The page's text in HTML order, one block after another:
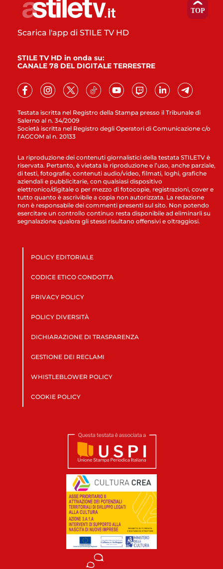
Testata iscritta nel Registro della Stampa presso il Tribunale di
Salerno al n. 34/2009
Società iscritta nel Registro degli Operatori di Comunicazione c/o
l’AGCOM al n. 20133
Scarica l'app di STILE TV HD
STILE TV HD in onda su:
CANALE 78 DEL DIGITALE TERRESTRE
La riproduzione dei contenuti giornalistici della testata STILETV è
riservata. Pertanto, è vietata la riproduzione e l’uso, anche parziale,
di testi, fotografie, contenuti audio/video, filmati, loghi, grafiche
aziendali e pubblicitarie, con qualsiasi dispositivo
elettronico/digitale o per mezzo di fotocopie, registrazioni, cover e
tutto quanto è ascrivibile a copia non autorizzata. La redazione
non è responsabile dei commenti presenti sul sito. Non potendo
esercitare un controllo continuo resta disponibile ad eliminarli su
segnalazione qualora gli stessi risultano offensivi e oltraggiosi.
POLICY EDITORIALE
CODICE ETICO CONDOTTA
PRIVACY POLICY
POLICY DIVERSITÀ
DICHIARAZIONE DI TRASPARENZA
GESTIONE DEI RECLAMI
WHISTLEBLOWER POLICY
COOKIE POLICY